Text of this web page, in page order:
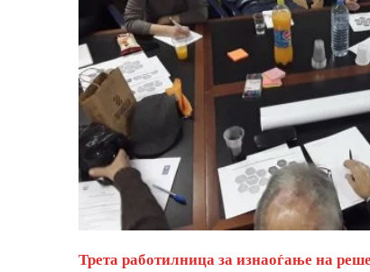
Трета работилница за изнаоѓање на